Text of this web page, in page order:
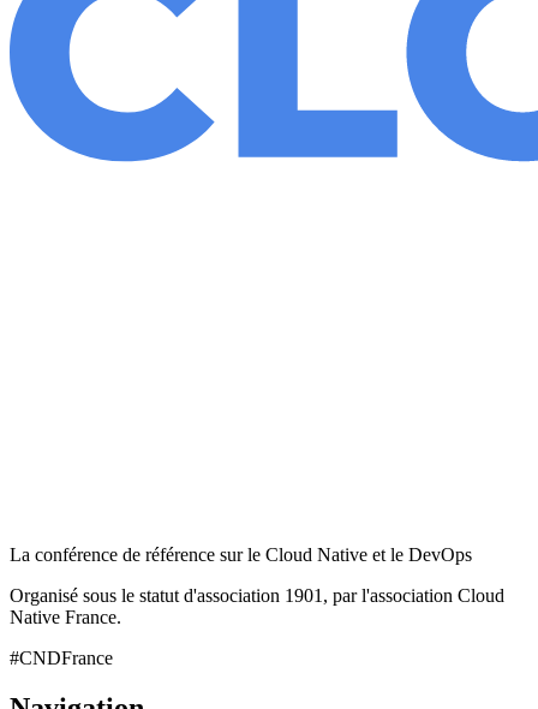
La conférence de référence sur le Cloud Native et le DevOps
Organisé sous le statut d'association 1901, par l'association Cloud
Native France.
#CNDFrance